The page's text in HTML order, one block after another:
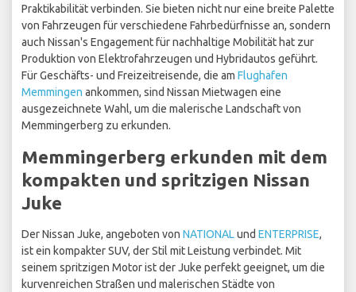
Praktikabilität verbinden. Sie bieten nicht nur eine breite Palette
von Fahrzeugen für verschiedene Fahrbedürfnisse an, sondern
auch Nissan's Engagement für nachhaltige Mobilität hat zur
Produktion von Elektrofahrzeugen und Hybridautos geführt.
Für Geschäfts- und Freizeitreisende, die am Flughafen
Memmingen ankommen, sind Nissan Mietwagen eine
ausgezeichnete Wahl, um die malerische Landschaft von
Memmingerberg zu erkunden.
Memmingerberg erkunden mit dem
kompakten und spritzigen Nissan
Juke
Der Nissan Juke, angeboten von NATIONALund ENTERPRISE,
ist ein kompakter SUV, der Stil mit Leistung verbindet. Mit
seinem spritzigen Motor ist der Juke perfekt geeignet, um die
kurvenreichen Straßen und malerischen Städte von